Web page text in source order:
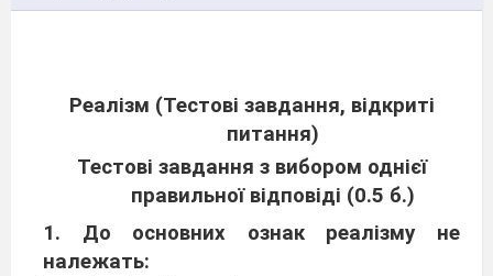
Реалізм (Тестові завдання, відкриті
питання)
Тестові завдання з вибором однієї
правильної відповіді (0.5 б.)
1. До основних ознак реалізму не
належать: